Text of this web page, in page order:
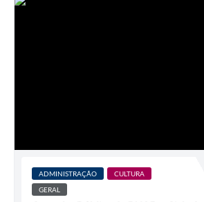
ADMINISTRAÇÃO
CULTURA
GERAL